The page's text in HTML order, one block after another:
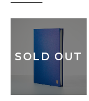
SOLD OUT